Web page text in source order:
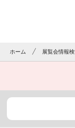
ホーム 展覧会情報